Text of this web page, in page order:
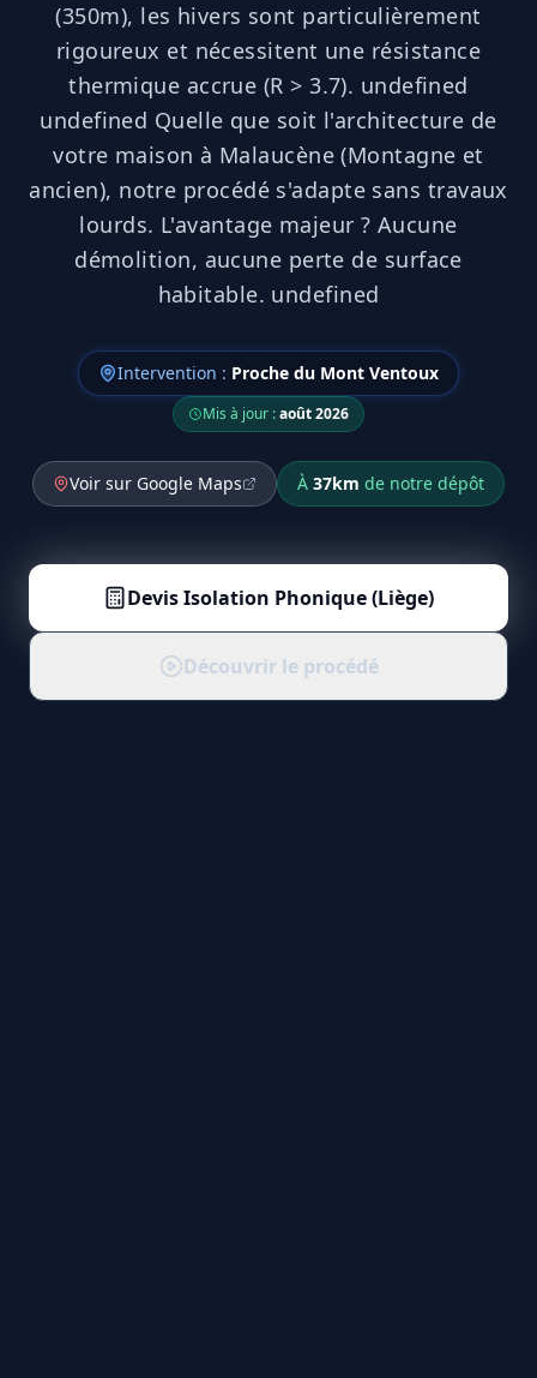
(350m), les hivers sont particulièrement
rigoureux et nécessitent une résistance
thermique accrue (R > 3.7). undefined
undefined Quelle que soit l'architecture de
votre maison à Malaucène (Montagne et
ancien), notre procédé s'adapte sans travaux
lourds. L'avantage majeur ? Aucune
démolition, aucune perte de surface
habitable. undefined
Intervention : Proche du Mont Ventoux
Mis à jour :août 2026
Voir sur Google Maps À 37km de notre dépôt
DevisIsolation Phonique (Liège)
Découvrir le procédé